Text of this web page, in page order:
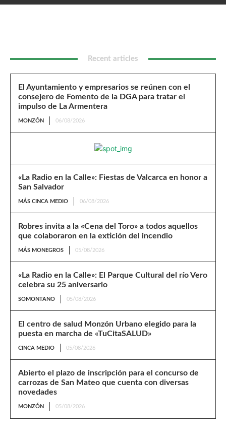
Recent articles
El Ayuntamiento y empresarios se reúnen con el
consejero de Fomento de la DGA para tratar el
impulso de La Armentera
MONZÓN 06/08/2026
«La Radio en la Calle»: Fiestas de Valcarca en honor a
San Salvador
MÁS CINCA MEDIO 06/08/2026
Robres invita a la «Cena del Toro» a todos aquellos
que colaboraron en la extición del incendio
MÁS MONEGROS 05/08/2026
«La Radio en la Calle»: El Parque Cultural del río Vero
celebra su 25 aniversario
SOMONTANO 05/08/2026
El centro de salud Monzón Urbano elegido para la
puesta en marcha de «TuCitaSALUD»
CINCA MEDIO 05/08/2026
Abierto el plazo de inscripción para el concurso de
carrozas de San Mateo que cuenta con diversas
novedades
MONZÓN 05/08/2026